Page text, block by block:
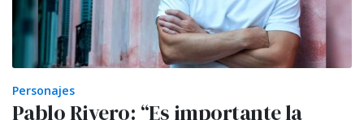
Personajes
Pablo Rivero: “Es importante la